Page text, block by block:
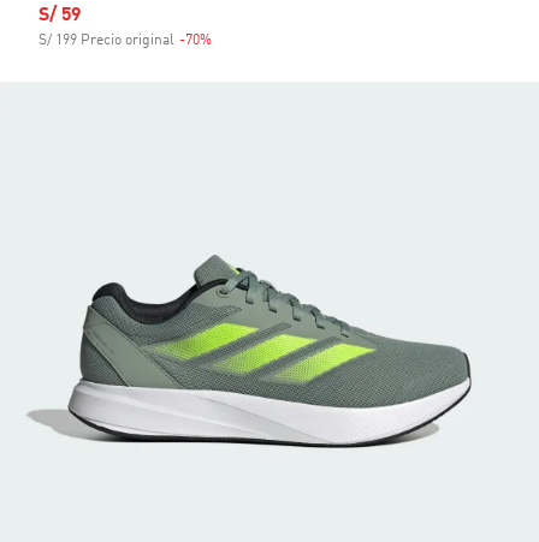
Precio de venta
S/ 59
S/ 199 Precio original -70%